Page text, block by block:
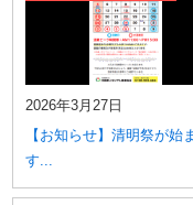
2026年3月27日
【お知らせ】清明祭が始
す...